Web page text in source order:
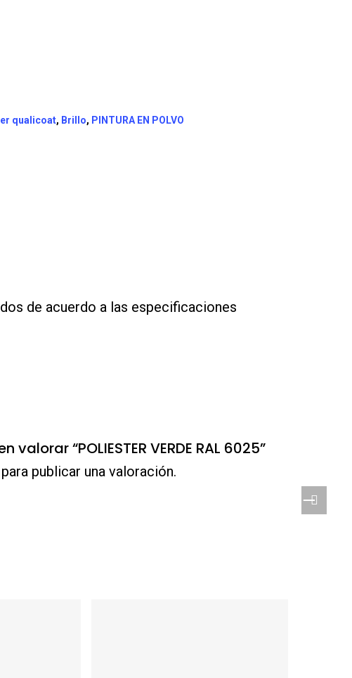
qualicoat, Brillo, PINTURA EN POLVO
de acuerdo a las especificaciones
valorar “POLIESTER VERDE RAL 6025”
para publicar una valoración.